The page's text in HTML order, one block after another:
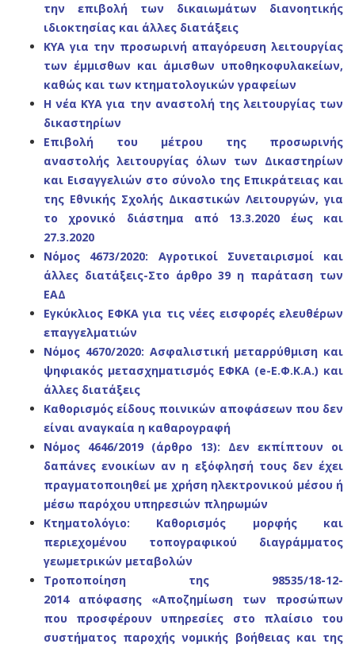
την επιβολή των δικαιωμάτων διανοητικής
ιδιοκτησίας και άλλες διατάξεις
ΚΥΑ για την προσωρινή απαγόρευση λειτουργίας
των έμμισθων και άμισθων υποθηκοφυλακείων,
καθώς και των κτηματολογικών γραφείων
Η νέα ΚΥΑ για την αναστολή της λειτουργίας των
δικαστηρίων
Επιβολή του μέτρου της προσωρινής
αναστολής λειτουργίας όλων των Δικαστηρίων
και Εισαγγελιών στο σύνολο της Επικράτειας και
της Εθνικής Σχολής Δικαστικών Λειτουργών, για
το χρονικό διάστημα από 13.3.2020 έως και
27.3.2020
Νόμος 4673/2020: Αγροτικοί Συνεταιρισμοί και
άλλες διατάξεις-Στο άρθρο 39 η παράταση των
ΕΑΔ
Εγκύκλιος ΕΦΚΑ για τις νέες εισφορές ελευθέρων
επαγγελματιών
Νόμος 4670/2020: Ασφαλιστική μεταρρύθμιση και
ψηφιακός μετασχηματισμός ΕΦΚΑ (e-Ε.Φ.Κ.Α.) και
άλλες διατάξεις
Καθορισμός είδους ποινικών αποφάσεων που δεν
είναι αναγκαία η καθαρογραφή
Νόμος 4646/2019 (άρθρο 13): Δεν εκπίπτουν οι
δαπάνες ενοικίων αν η εξόφλησή τους δεν έχει
πραγματοποιηθεί με χρήση ηλεκτρονικού μέσου ή
μέσω παρόχου υπηρεσιών πληρωμών
Κτηματολόγιο: Καθορισμός μορφής και
περιεχομένου τοπογραφικού διαγράμματος
γεωμετρικών μεταβολών
Τροποποίηση της 98535/18-12-
2014 απόφασης «Αποζημίωση των προσώπων
που προσφέρουν υπηρεσίες στο πλαίσιο του
συστήματος παροχής νομικής βοήθειας και της